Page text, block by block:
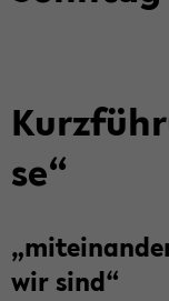
se“
wir sind“